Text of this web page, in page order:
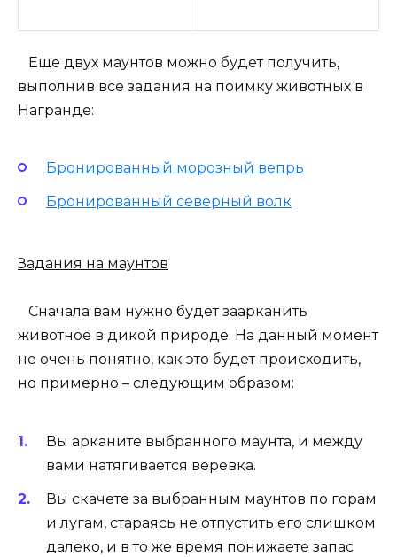
Еще двух маунтов можно будет получить,
выполнив все задания на поимку животных в
Награнде:
Бронированный морозный вепрь
Бронированный северный волк
Задания на маунтов
Сначала вам нужно будет заарканить
животное в дикой природе. На данный момент
не очень понятно, как это будет происходить,
но примерно – следующим образом:
Вы арканите выбранного маунта, и между
вами натягивается веревка.
Вы скачете за выбранным маунтов по горам
и лугам, стараясь не отпустить его слишком
далеко, и в то же время понижаете запас